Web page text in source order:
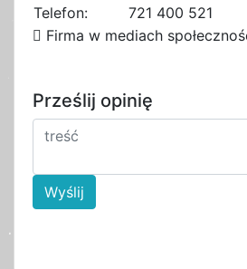
e
4
2
Telefon:
721 400 521
Firma w mediach
Prześlij opinię
Wyślij